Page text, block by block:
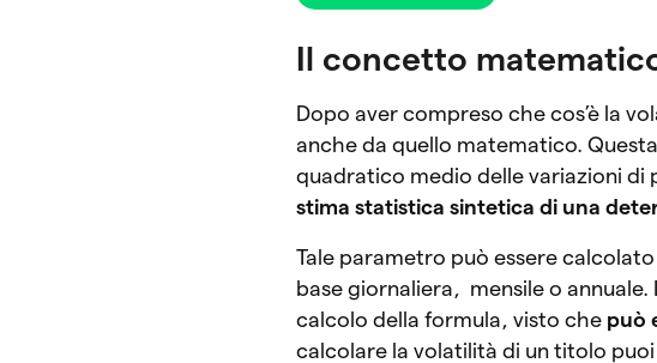
Il concetto
Dopo aver compreso che cos’è la
anche da quello matematico.
quadratico medio delle variazioni di
stima statistica sintetica di una
Tale parametro può essere
base giornaliera, mensile o
calcolo della formula, visto che può
calcolare la volatilità di un titolo